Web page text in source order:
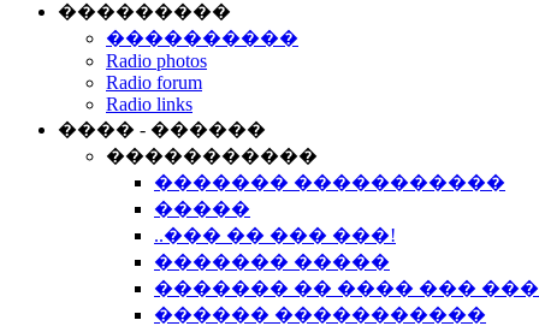
���������
����������
Radio photos
Radio forum
Radio links
���� - ������
�����������
������� �����������
�����
..��� �� ��� ���!
������� �����
������� �� ���� ���
������ �����������